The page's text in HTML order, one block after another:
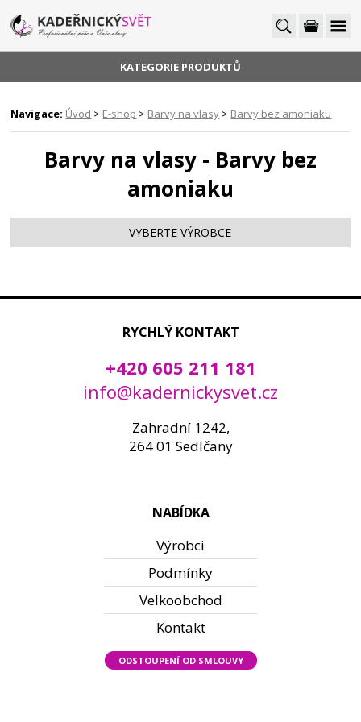
KATEGORIE PRODUKTŮ
Navigace: Úvod > E-shop > Barvy na vlasy > Barvy bez amoniaku
Barvy na vlasy - Barvy bez
amoniaku
VYBERTE VÝROBCE
RYCHLÝ KONTAKT
+420 605 211 181
info@kadernickysvet.cz
Zahradní 1242,
264 01 Sedlčany
NABÍDKA
Výrobci
Podmínky
Velkoobchod
Kontakt
ODSTOUPENÍ OD SMLOUVY